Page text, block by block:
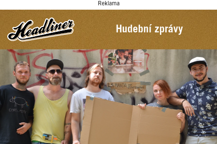
Reklama
Hudební zprávy